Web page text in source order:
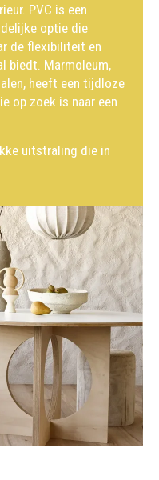
PVC is een
optie die
de flexibiliteit en
biedt. Marmoleum,
heeft een tijdloze
op zoek is naar een
uitstraling die in